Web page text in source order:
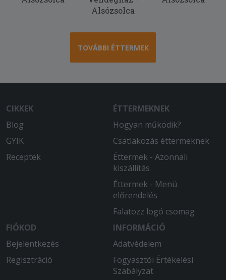
finom a kaja. ) A
imádom, azt szinte mindig rendelem, a
pizzáik is egész jók.
máskor is még természetesen.
Alsózsolca
TOVÁBBI ÉTTERMEK
CIKKEK
Blog
GYIK
Receptek
ÉTTERMEKNEK
Hogyan működik?
Csatlakozás éttermeknek
Éttermek - Azonnali
kiszállítás
Éttermek - Menü
előrendelés
Falatozz logó csomag
FIÓKOD
Bejelentkezés
Regisztráció
INFORMÁCIÓ
Adatvédelem
Fogyasztói Értékelési
Szabályzat